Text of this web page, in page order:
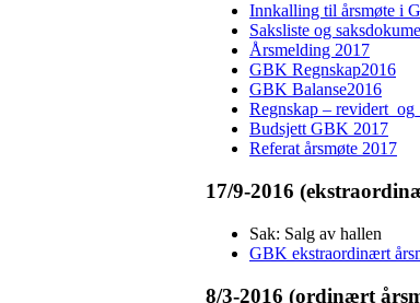
Innkalling til årsmøte i
Saksliste og
Årsmelding 2017
GBK Regnskap2016
GBK Balanse2016
Regnskap –
Budsjett GBK 2017
Referat årsmøte 2017
17/9-2016
Sak: Salg av hallen
GBK ekstraordinært
8/3-2016 (ordinært